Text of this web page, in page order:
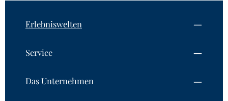
Erlebniswelten
Service
Das Unternehmen